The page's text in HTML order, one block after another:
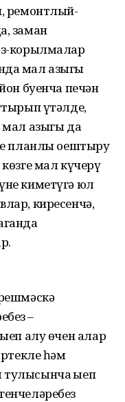
ремонтлый-
заман
корылмалар
мал азыгы
буенча печән
үтәлде,
азыгы да
планлы оештыру
мал күчерү
киметүгә юл
киресенчә,
–
алу өчен алар
һәм
җыеп